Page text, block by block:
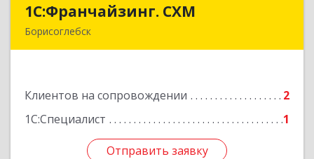
1С:Франчайзинг. СХМ
Борисоглебск
Клиентов на сопровождении
2
1С:Специалист
1
Отправить заявку
1С:Франчайзинг. СХМ
Подробнее
Отправить заявку